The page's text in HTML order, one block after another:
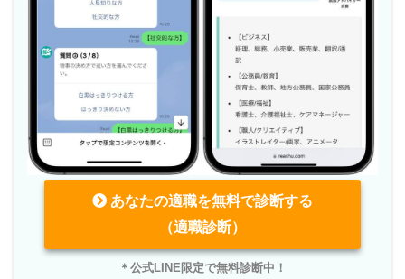
あなたの適職を無料で診断する
（適職診断）
＊公式LINE限定で無料診断中！